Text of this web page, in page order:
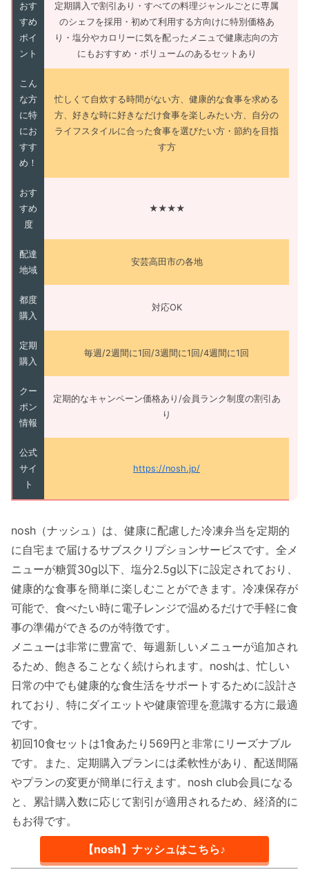
おす
すめ
ポイ
ント
定期購入で割引あり・すべての料理ジャンルごとに専属
のシェフを採用・初めて利用する方向けに特別価格あ
り・塩分やカロリーに気を配ったメニュで健康志向の方
にもおすすめ・ボリュームのあるセットあり
こん
な方
に特
にお
すす
め！
忙しくて自炊する時間がない方、健康的な食事を求める
方、好きな時に好きなだけ食事を楽しみたい方、自分の
ライフスタイルに合った食事を選びたい方・節約を目指
す方
おす
すめ
度
★★★★
配達
地域
安芸高田市の各地
都度
購入
対応OK
定期
購入
毎週/2週間に1回/3週間に1回/4週間に1回
クー
ポン
情報
定期的なキャンペーン価格あり/会員ランク制度の割引あ
り
公式
サイ
ト
https://nosh.jp/
nosh（ナッシュ）は、健康に配慮した冷凍弁当を定期的
に自宅まで届けるサブスクリプションサービスです。全メ
ニューが糖質30g以下、塩分2.5g以下に設定されており、
健康的な食事を簡単に楽しむことができます。冷凍保存が
可能で、食べたい時に電子レンジで温めるだけで手軽に食
事の準備ができるのが特徴です。
メニューは非常に豊富で、毎週新しいメニューが追加され
るため、飽きることなく続けられます。noshは、忙しい
日常の中でも健康的な食生活をサポートするために設計さ
れており、特にダイエットや健康管理を意識する方に最適
です。
初回10食セットは1食あたり569円と非常にリーズナブル
です。また、定期購入プランには柔軟性があり、配送間隔
やプランの変更が簡単に行えます。nosh club会員になる
と、累計購入数に応じて割引が適用されるため、経済的に
もお得です。
【nosh】ナッシュはこちら♪